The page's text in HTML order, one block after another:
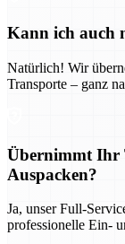
Kann ich auch
Natürlich! Wir
Transporte – ganz
Übernimmt Ihr
Auspacken?
Ja, unser Full-
professionelle Ein-